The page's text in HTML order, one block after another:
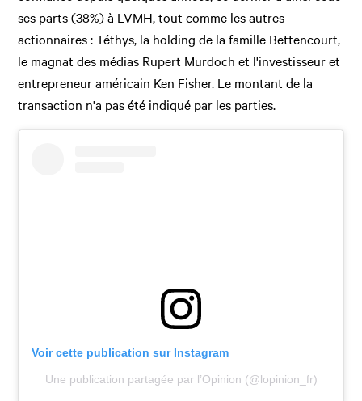
ses parts (38%) à LVMH, tout comme les autres
actionnaires : Téthys, la holding de la famille Bettencourt,
le magnat des médias Rupert Murdoch et l'investisseur et
entrepreneur américain Ken Fisher. Le montant de la
transaction n'a pas été indiqué par les parties.
Voir cette publication sur Instagram
Une publication partagée par l’Opinion (@lopinion_fr)